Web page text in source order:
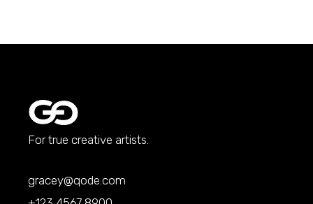
For true creative artists.
gracey@qode.com